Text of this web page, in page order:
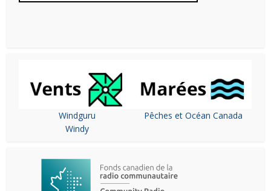
Windguru
Windy
Pêches et Océan Canada